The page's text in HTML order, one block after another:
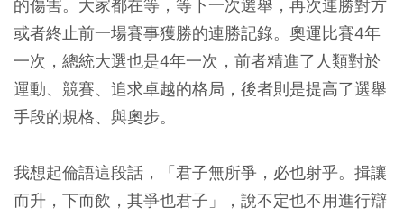
的傷害。大家都在等，等下一次選舉，再次連勝對方
或者終止前一場賽事獲勝的連勝記錄。奧運比賽4年
一次，總統大選也是4年一次，前者精進了人類對於
運動、競賽、追求卓越的格局，後者則是提高了選舉
手段的規格、與奧步。
我想起倫語這段話，「君子無所爭，必也射乎。揖讓
而升，下而飲，其爭也君子」，說不定也不用進行辯